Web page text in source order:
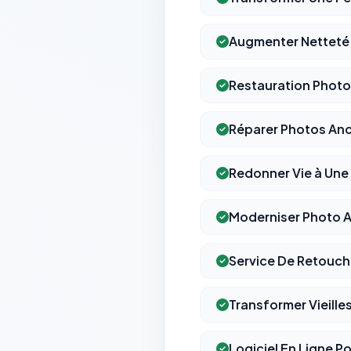
Augmenter Netteté
Restauration
Réparer Photos
Redonner Vie à
Moderniser Photo
Service De
Transformer